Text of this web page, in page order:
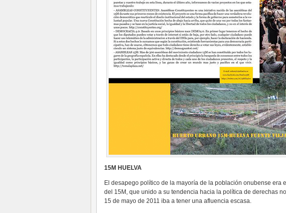
15M HUELVA
El desapego político de la mayoría de la población onubense era
del 15M, que unido a su tendencia hacia la política de derechas
15 de mayo de 2011 iba a tener una afluencia escasa.